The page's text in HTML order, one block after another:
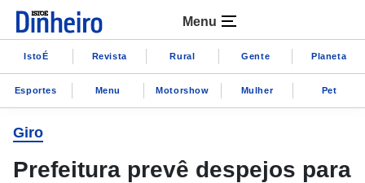
Menu
IstoÉ Revista Rural Gente Planeta
Esportes Menu Motorshow Mulher Pet
Giro
Prefeitura prevê despejos para